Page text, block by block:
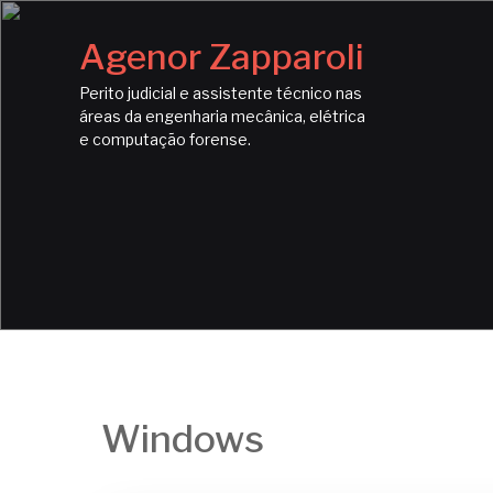
Agenor Zapparoli
Perito judicial e assistente técnico nas
áreas da engenharia mecânica, elétrica
e computação forense.
Windows